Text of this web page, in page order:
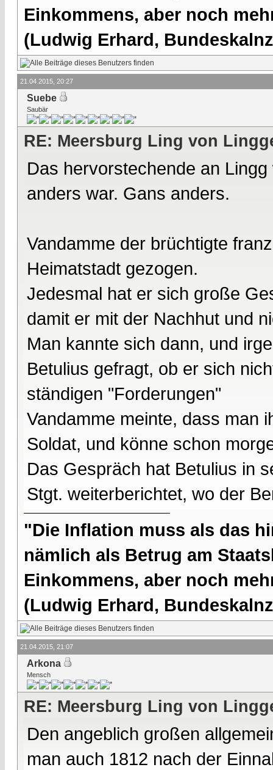
Einkommens, aber noch
(Ludwig Erhard,
21.04.2015, 20:27
Suebe
Saubär
RE: Meersburg Ling von
Das hervorstechende an
anders war. Gans anders.
Vandamme der brüchtigte
Heimatstadt gezogen.
Jedesmal hat er sich große
damit er mit der Nachhut und
Man kannte sich dann, und
Betulius gefragt, ob er sich
ständigen "Forderungen"
Vandamme meinte, dass man
Soldat, und könne schon
Das Gespräch hat Betulius in
Stgt. weiterberichtet, wo der
"Die Inflation muss als das
nämlich als Betrug am
Einkommens, aber noch
(Ludwig Erhard,
21.04.2015, 21:07
Arkona
Mensch
RE: Meersburg Ling von
Den angeblich großen
man auch 1812 nach der